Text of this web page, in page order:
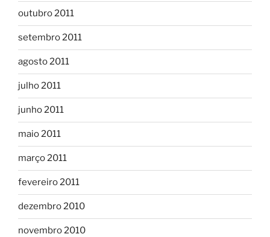
outubro 2011
setembro 2011
agosto 2011
julho 2011
junho 2011
maio 2011
março 2011
fevereiro 2011
dezembro 2010
novembro 2010